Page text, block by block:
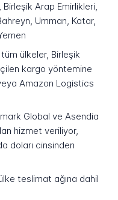
Arap Emirlikleri,
Umman, Katar,
ülkeler, Birleşik
kargo yöntemine
Amazon Logistics
Global ve Asendia
hizmet veriliyor,
doları cinsinden
teslimat ağına dahil